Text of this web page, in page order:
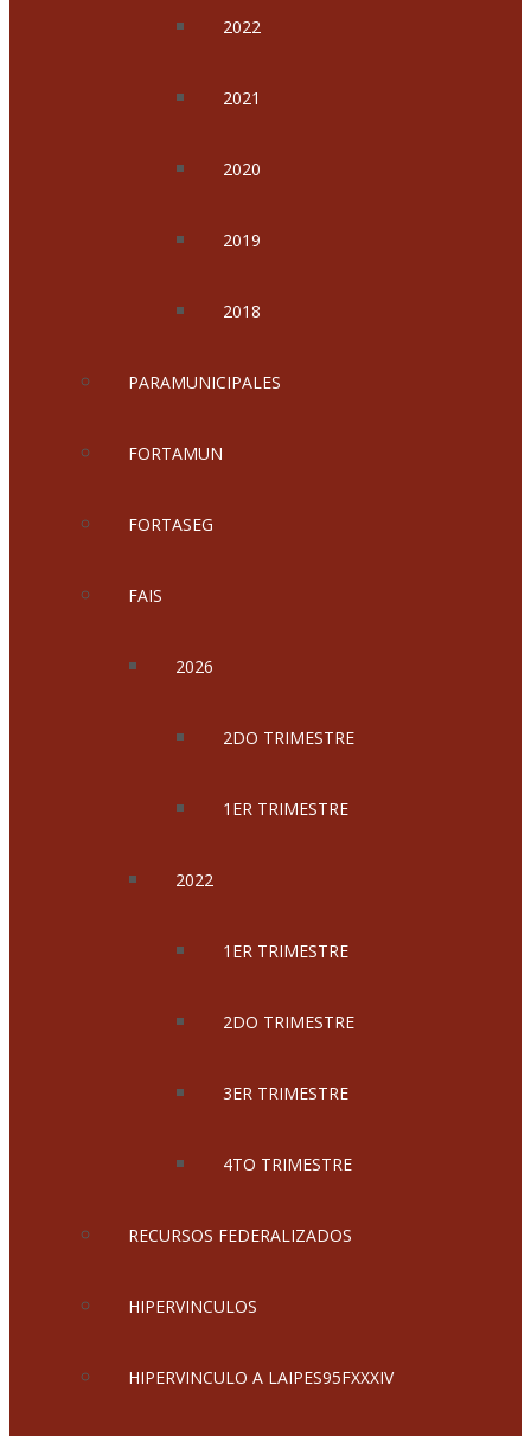
2022
2021
2020
2019
2018
PARAMUNICIPALES
FORTAMUN
FORTASEG
FAIS
2026
2DO TRIMESTRE
1ER TRIMESTRE
2022
1ER TRIMESTRE
2DO TRIMESTRE
3ER TRIMESTRE
4TO TRIMESTRE
RECURSOS FEDERALIZADOS
HIPERVINCULOS
HIPERVINCULO A LAIPES95FXXXIV